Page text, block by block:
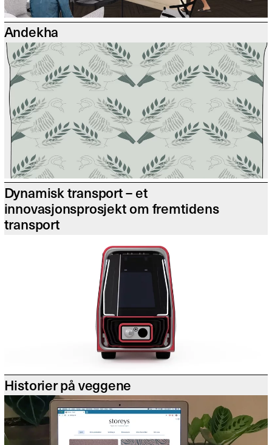
Andekha
Dynamisk transport – et
innovasjonsprosjekt om fremtidens
transport
Historier på veggene